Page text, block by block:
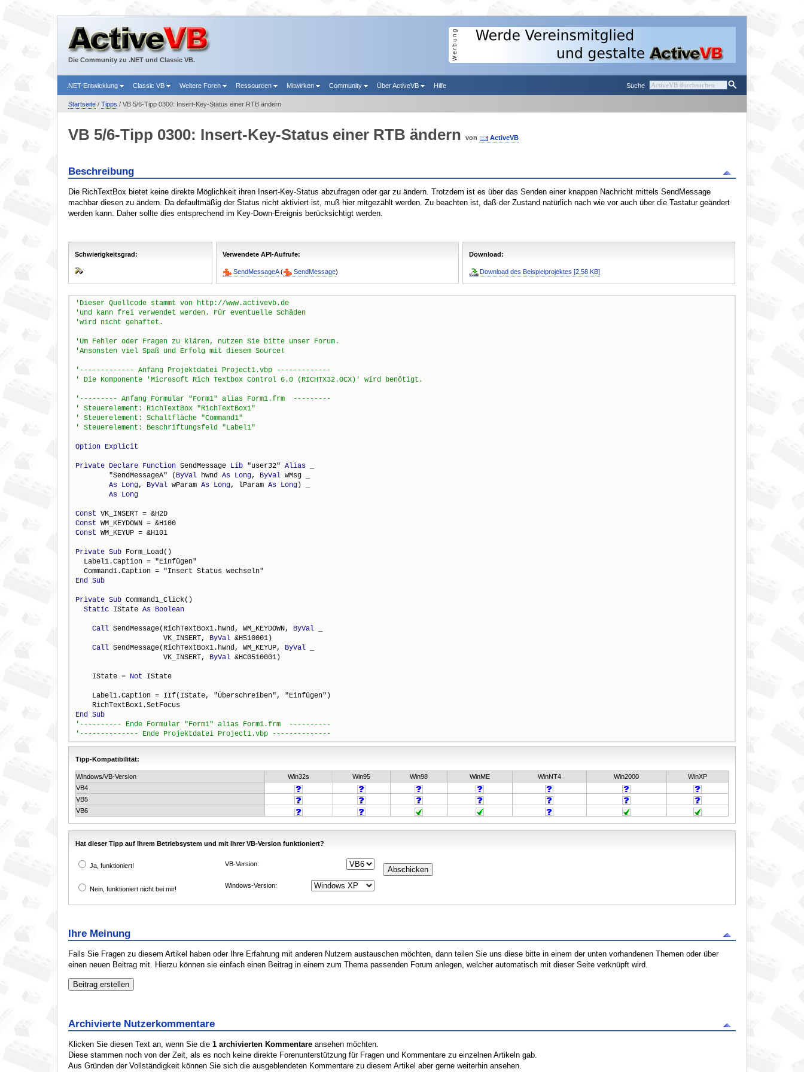
Die Community zu .NET und Classic VB.
Suche
.NET-Entwicklung Classic VB Weitere Foren Ressourcen Mitwirken Community Über ActiveVB Hilfe
Startseite/ Tipps / VB 5/6-Tipp 0300: Insert-Key-Status einer RTB ändern
VB 5/6-Tipp 0300: Insert-Key-Status einer RTB ändern von ActiveVB
Beschreibung
Die RichTextBox bietet keine direkte Möglichkeit ihren Insert-Key-Status abzufragen oder gar zu ändern. Trotzdem ist es über das Senden einer knappen Nachricht mittels SendMessage
machbar diesen zu ändern. Da defaultmäßig der Status nicht aktiviert ist, muß hier mitgezählt werden. Zu beachten ist, daß der Zustand natürlich nach wie vor auch über die Tastatur geändert
werden kann. Daher sollte dies entsprechend im Key-Down-Ereignis berücksichtigt werden.
Schwierigkeitsgrad: Verwendete API-Aufrufe:
SendMessageA( SendMessage)
Download:
Download des Beispielprojektes [2,58 KB]
'Dieser Quellcode stammt von http://www.activevb.de
'und kann frei verwendet werden. Für eventuelle Schäden
Option Explicit
Private Declare Function SendMessage Lib "user32" Alias _
        "SendMessageA" (
ByVal hwnd As Long, ByVal wMsg _
As Long, ByVal wParam As Long, lParam As Long) _
As Long
Const
VK_INSERT = &H2D
Const
WM_KEYDOWN = &H100
Const WM_KEYUP = &H101
Private Sub Form_Load()
  Label1.Caption = "Einfügen"
End Sub
Private Sub Command1_Click()
Static IState As Boolean
Call SendMessage(RichTextBox1.hwnd, WM_KEYDOWN, ByVal _
                     VK_INSERT,
ByVal &H510001)
Call SendMessage(RichTextBox1.hwnd, WM_KEYUP, ByVal _
                     VK_INSERT,
ByVal &HC0510001)
    IState =
Not IState
    Label1.Caption = IIf(IState, "Überschreiben", "Einfügen")
    RichTextBox1.SetFocus
End Sub
Tipp-Kompatibilität:
Windows/VB-Version Win32s Win95 Win98 WinME WinNT4 Win2000
WinXP
VB4
VB5
VB6
Hat dieser Tipp auf Ihrem Betriebsystem und mit Ihrer VB-Version funktioniert?
Ja, funktioniert!
Nein, funktioniert nicht bei mir!
VB-Version:
Windows-Version:
Ihre Meinung
Falls Sie Fragen zu diesem Artikel haben oder Ihre Erfahrung mit anderen Nutzern austauschen möchten, dann teilen Sie uns diese bitte in einem der unten vorhandenen Themen oder über
einen neuen Beitrag mit. Hierzu können sie einfach einen Beitrag in einem zum Thema passenden Forum anlegen, welcher automatisch mit dieser Seite verknüpft wird.
Archivierte Nutzerkommentare
Klicken Sie diesen Text an, wenn Sie die 1 archivierten Kommentareansehen möchten.
Diese stammen noch von der Zeit, als es noch keine direkte Forenunterstützung für Fragen und Kommentare zu einzelnen Artikeln gab.
Aus Gründen der Vollständigkeit können Sie sich die ausgeblendeten Kommentare zu diesem Artikel aber gerne weiterhin ansehen.